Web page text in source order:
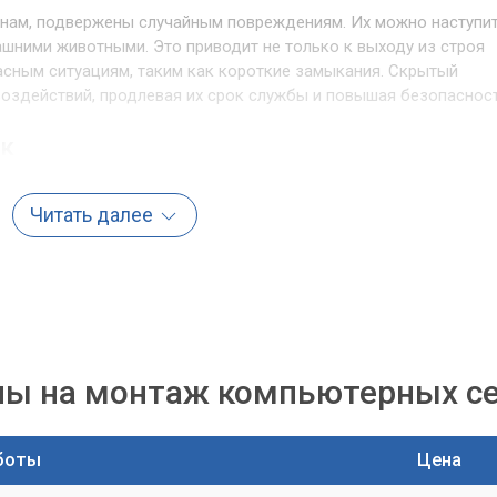
подвержены случайным повреждениям. Их можно
животными. Это приводит не только к выходу из строя
ситуациям, таким как короткие замыкания. Скрытый
продлевая их срок службы и повышая
поиск неисправностей и добавление новых устройств.
обеспечивает четкий порядок. Это значительно
решение для каждого конкретного случая.
обеспечивает полную невидимость кабелей. Кабели
Читать далее
на монтаж компьютерных
Цена